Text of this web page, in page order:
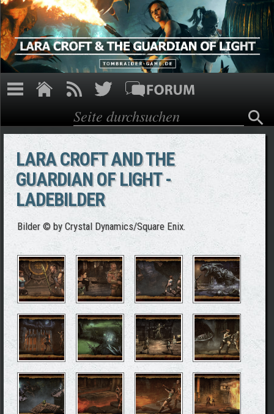
Direkt zum Inhalt
Suchformular
Suche
LARA CROFT AND THE
GUARDIAN OF LIGHT -
LADEBILDER
Bilder © by Crystal Dynamics/Square Enix.